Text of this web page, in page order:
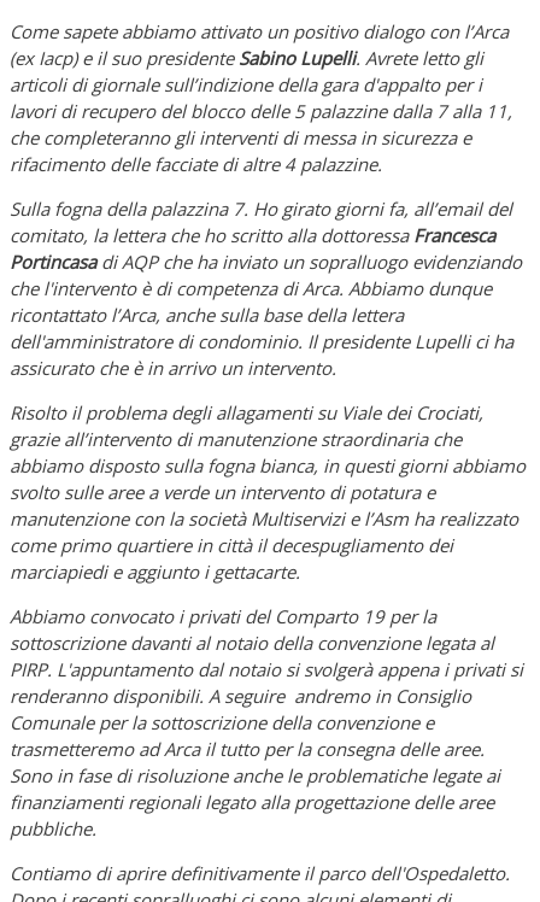
Come sapete abbiamo attivato un positivo dialogo con l’Arca
(ex Iacp) e il suo presidente Sabino Lupelli. Avrete letto gli
articoli di giornale sull’indizione della gara d'appalto per i
lavori di recupero del blocco delle 5 palazzine dalla 7 alla 11,
che completeranno gli interventi di messa in sicurezza e
rifacimento delle facciate di altre 4 palazzine.
Sulla fogna della palazzina 7. Ho girato giorni fa, all’email del
comitato, la lettera che ho scritto alla dottoressa Francesca
Portincasadi AQP che ha inviato un sopralluogo evidenziando
che l'intervento è di competenza di Arca. Abbiamo dunque
ricontattato l’Arca, anche sulla base della lettera
dell'amministratore di condominio. Il presidente Lupelli ci ha
assicurato che è in arrivo un intervento.
Risolto il problema degli allagamenti su Viale dei Crociati,
grazie all’intervento di manutenzione straordinaria che
abbiamo disposto sulla fogna bianca, in questi giorni abbiamo
svolto sulle aree a verde un intervento di potatura e
manutenzione con la società Multiservizi e l’Asm ha realizzato
come primo quartiere in città il decespugliamento dei
marciapiedi e aggiunto i gettacarte.
Abbiamo convocato i privati del Comparto 19 per la
sottoscrizione davanti al notaio della convenzione legata al
PIRP. L'appuntamento dal notaio si svolgerà appena i privati si
renderanno disponibili. A seguire andremo in Consiglio
Comunale per la sottoscrizione della convenzione e
trasmetteremo ad Arca il tutto per la consegna delle aree.
Sono in fase di risoluzione anche le problematiche legate ai
finanziamenti regionali legato alla progettazione delle aree
pubbliche.
Contiamo di aprire definitivamente il parco dell'Ospedaletto.